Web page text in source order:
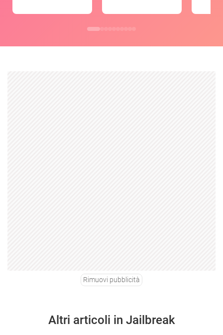
Rimuovi pubblicità
Altri articoli in Jailbreak